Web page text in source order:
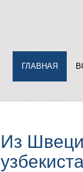
ГЛАВНАЯ
Из